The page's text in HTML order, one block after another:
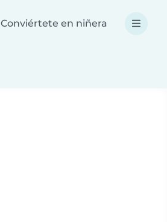
Conviértete en niñera